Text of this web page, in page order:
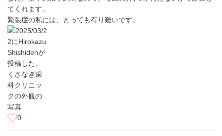
てくれます。
緊張症の私には、とっても有り難いです。
0